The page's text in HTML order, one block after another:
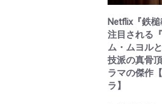
Netflix『鉄
注目される
ム・ムヨル
技派の真骨
ラマの傑作
ラ】